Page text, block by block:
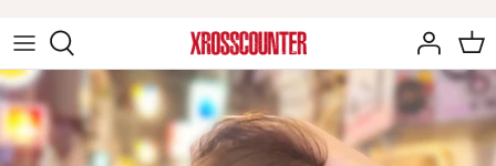
キ
ッ
プ音楽アイテム
戸川純アイテム